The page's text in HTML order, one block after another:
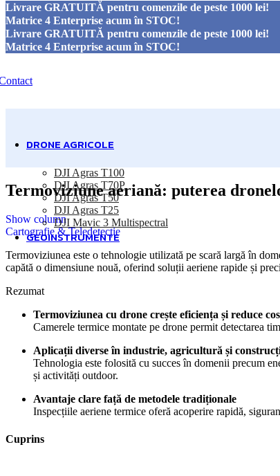
Livrare GRATUITĂ pentru comenzile de peste 1000 lei!
Matrice 4 Enterprise acum în STOC!
Livrare GRATUITĂ pentru comenzile de peste 1000 lei!
Matrice 4 Enterprise acum în STOC!
Economisiți până la -25%
pentru Drone
DRONE AGRICOLE
DJI Agras T100
DJI Agras T70P
DJI Agras T50
DJI Agras T25
DJI Mavic 3 Multispectral
GEOINSTRUMENTE
Accesorii topografie
Jaloane
Prisme
Trepiede
Echipamente topografice
Receptoare GNSS
Stații totale
Carnete de teren
Măsurare distanțe, unghiuri, pantă
Termoviziune aeriană: puterea
Show column
Cartografie & Teledetecție
Termoviziunea este o tehnologie utilizată pe scară largă în
capătă o dimensiune nouă, oferind soluții aeriene rapide și
Rezumat
Termoviziunea cu drone crește eficiența și reduce
Camerele termice montate pe drone permit detectarea
Aplicații diverse în industrie, agricultură și
Tehnologia este folosită cu succes în domenii precum
și activități outdoor.
Avantaje clare față de metodele tradiționale
Inspecțiile aeriene termice oferă acoperire rapidă,
Cuprins